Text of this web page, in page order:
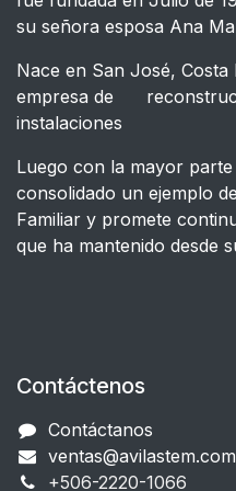
su señora esposa Ana
Nace en San José,
empresa de
instalaciones
Luego con la mayor
consolidado un ejemplo
Familiar y promete
que ha mantenido desde
Contáctenos
Contáctanos
ventas@avilastem.com
+506-2220-1066​